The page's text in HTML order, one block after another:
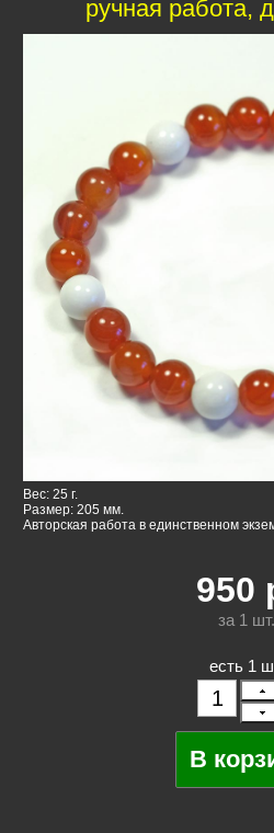
ручная работа,
Вес: 25 г.
Размер: 205 мм.
Авторская работа в единственном
950
за 1 шт.
есть 1